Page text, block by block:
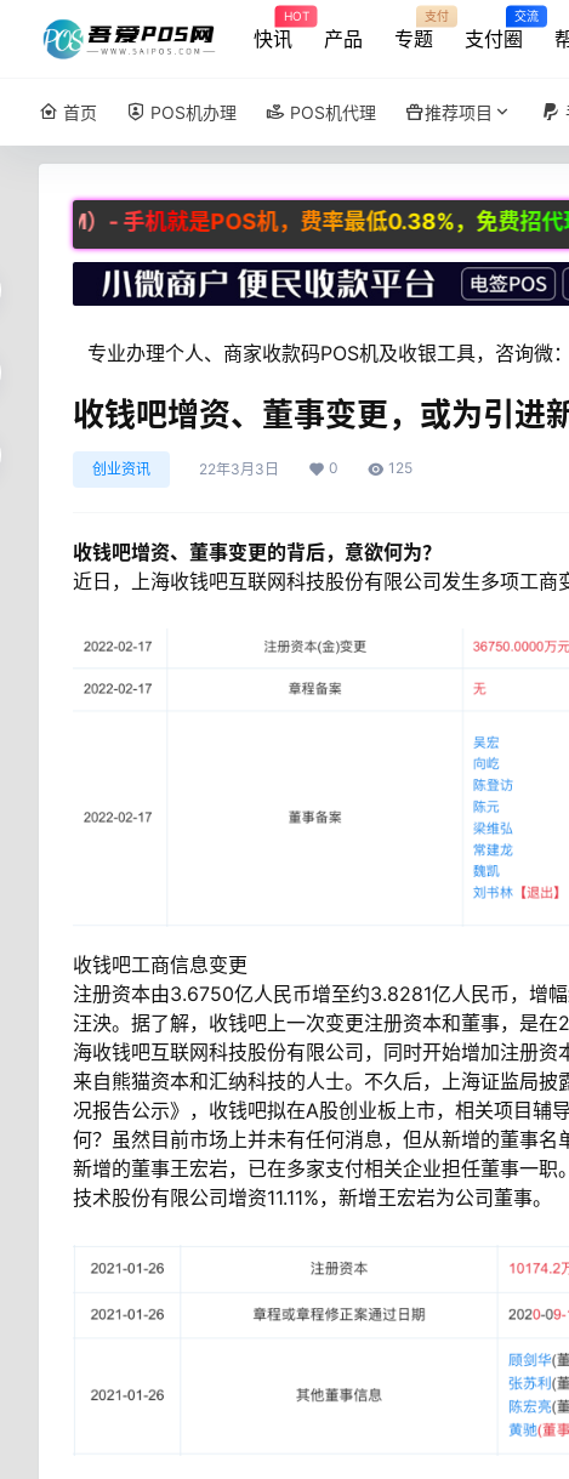
快讯
HOT
产品 专题
支付
支付圈
交流
首页 POS机办理 POS机代理 推荐项目
手机就是POS机，费率最低0.38%，免费招代理，咨询
专业办理个人、商家收款码POS机及收银工具，咨询微
收钱吧增资、董事变更，或为引进
创业资讯 22年3月3日 0 125
收钱吧增资、董事变更的背后，意欲何为？
近日，上海收钱吧互联网科技股份有限公司发生多项工商
收钱吧工商信息变更
注册资本由3.6750亿人民币增至约3.8281亿人民币，增
汪泱。据了解，收钱吧上一次变更注册资本和董事，是
海收钱吧互联网科技股份有限公司，同时开始增加注册
来自熊猫资本和汇纳科技的人士。不久后，上海证监局
况报告公示》，收钱吧拟在A股创业板上市，相关项目
何？虽然目前市场上并未有任何消息，但从新增的董事
新增的董事王宏岩，已在多家支付相关企业担任董事一
技术股份有限公司增资11.11%，新增王宏岩为公司董事。